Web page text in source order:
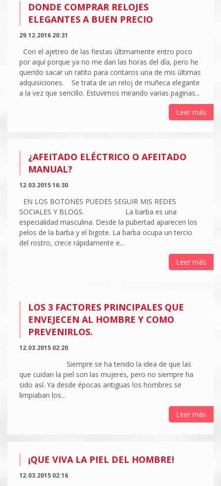
DONDE COMPRAR RELOJES
ELEGANTES A BUEN PRECIO
29.12.2016 20:31
Con el ajetreo de las fiestas últimamente entro poco
por aquí porque ya no me dan las horas del día, pero he
querido sacar un ratito para contaros una de mis últimas
adquisiciones. Se trata de un reloj de muñeca elegante
a la vez que sencillo. Estuvimos mirando varias paginas...
Leer más
¿AFEITADO ELÉCTRICO O AFEITADO
MANUAL?
12.03.2015 16:30
EN LOS BOTONES PUEDES SEGUIR MIS REDES
SOCIALES Y BLOGS. La barba es una
especialidad masculina. Desde la pubertad aparecen los
pelos de la barba y el bigote. La barba ocupa un tercio
del rostro, crece rápidamente e...
Leer más
LOS 3 FACTORES PRINCIPALES QUE
ENVEJECEN AL HOMBRE Y COMO
PREVENIRLOS.
12.03.2015 02:20
Siempre se ha tenido la idea de que las
que cuidan la piel son las mujeres, pero no siempre ha
sido así. Ya desde épocas antiguas los hombres se
limpiaban los...
Leer más
¡QUE VIVA LA PIEL DEL HOMBRE!
12.03.2015 02:16